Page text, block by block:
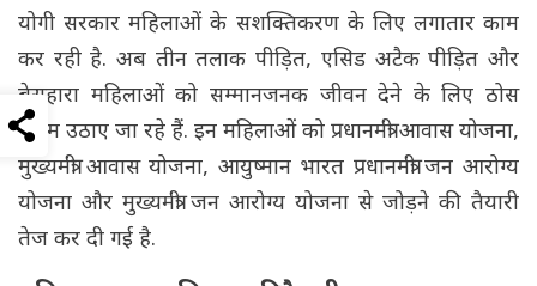
योगी सरकार महिलाओं के सशक्तिकरण के लिए लगातार काम
कर रही है. अब तीन तलाक पीड़ित, एसिड अटैक पीड़ित और
बेसहारा महिलाओं को सम्मानजनक जीवन देने के लिए ठोस
कदम उठाए जा रहे हैं. इन महिलाओं को प्रधानमंत्री आवास योजना,
मुख्यमंत्री आवास योजना, आयुष्मान भारत प्रधानमंत्री जन आरोग्य
योजना और मुख्यमंत्री जन आरोग्य योजना से जोड़ने की तैयारी
तेज कर दी गई है.